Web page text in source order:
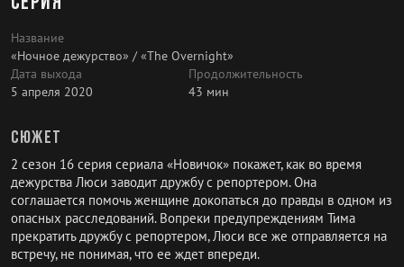
Название
«Ночное дежурство» / «The Overnight»
Дата выхода
5 апреля 2020
Продолжительность
43 мин
Сюжет
2 сезон 16 серия сериала «Новичок» покажет, как во время
дежурства Люси заводит дружбу с репортером. Она
соглашается помочь женщине докопаться до правды в одном из
опасных расследований. Вопреки предупреждениям Тима
прекратить дружбу с репортером, Люси все же отправляется на
встречу, не понимая, что ее ждет впереди.